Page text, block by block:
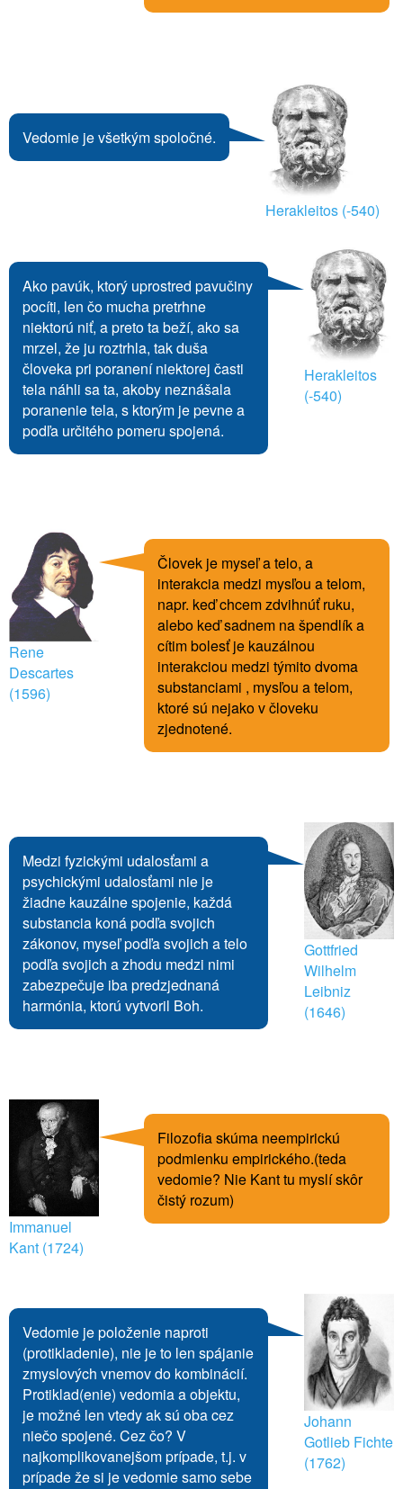
Vedomie je všetkým spoločné.
Herakleitos (-540)
Ako pavúk, ktorý uprostred pavučiny
pocíti, len čo mucha pretrhne
niektorú niť, a preto ta beží, ako sa
mrzel, že ju roztrhla, tak duša
človeka pri poranení niektorej časti
tela náhli sa ta, akoby neznášala
poranenie tela, s ktorým je pevne a
podľa určitého pomeru spojená.
Herakleitos
(-540)
Rene
Descartes
(1596)
Človek je myseľ a telo, a
interakcia medzi mysľou a telom,
napr. keď chcem zdvihnúť ruku,
alebo keď sadnem na špendlík a
cítim bolesť je kauzálnou
interakciou medzi týmito dvoma
substanciami , mysľou a telom,
ktoré sú nejako v človeku
zjednotené.
Medzi fyzickými udalosťami a
psychickými udalosťami nie je
žiadne kauzálne spojenie, každá
substancia koná podľa svojich
zákonov, myseľ podľa svojich a telo
podľa svojich a zhodu medzi nimi
zabezpečuje iba predzjednaná
harmónia, ktorú vytvoril Boh.
Gottfried
Wilhelm
Leibniz
(1646)
Immanuel
Kant (1724)
Filozofia skúma neempirickú
podmienku empirického.(teda
vedomie? Nie Kant tu myslí skôr
čistý rozum)
Vedomie je položenie naproti
(protikladenie), nie je to len spájanie
zmyslových vnemov do kombinácií.
Protiklad(enie) vedomia a objektu,
je možné len vtedy ak sú oba cez
niečo spojené. Cez čo? V
najkomplikovanejšom prípade, t.j. v
prípade že si je vedomie samo sebe
Johann
Gotlieb Fichte
(1762)